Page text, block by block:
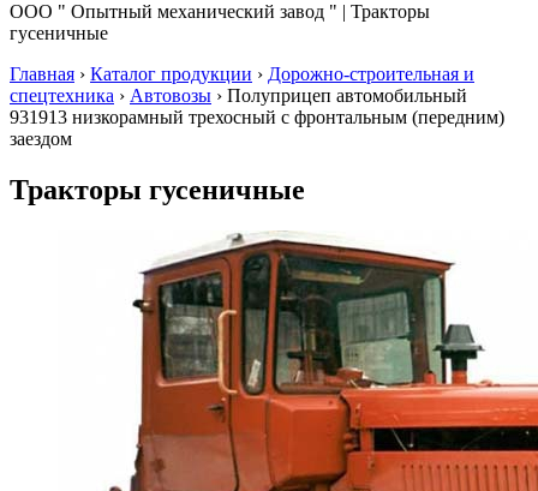
ООО " Опытный механический завод " | Тракторы
гусеничные
Главная › Каталог продукции › Дорожно-строительная и
спецтехника › Автовозы › Полуприцеп автомобильный
931913 низкорамный трехосный с фронтальным (передним)
заездом
Тракторы гусеничные